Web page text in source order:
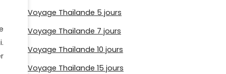
Voyage Thaïlande 5 jours
Voyage Thaïlande 7 jours
Voyage Thaïlande 10 jours
Voyage Thaïlande 15 jours